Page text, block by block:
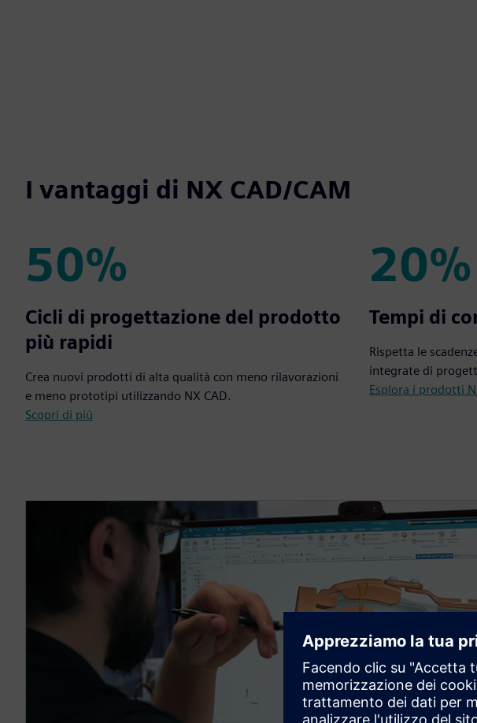
I vantaggi di NX CAD/CAM
50%
50%
Cicli di progettazione del prodotto
più rapidi
Crea nuovi prodotti di alta qualità con meno rilavorazioni
e meno prototipi utilizzando NX CAD.
Scopri di più
20%
20%
Tempi di
Rispetta le
integrate di
Esplora i prodotti